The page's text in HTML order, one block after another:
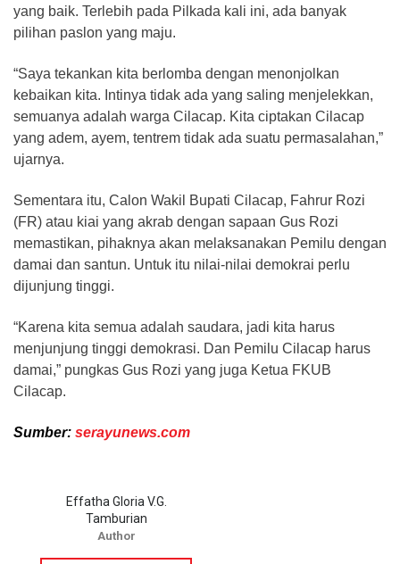
yang baik. Terlebih pada Pilkada kali ini, ada banyak
pilihan paslon yang maju.
“Saya tekankan kita berlomba dengan menonjolkan
kebaikan kita. Intinya tidak ada yang saling menjelekkan,
semuanya adalah warga Cilacap. Kita ciptakan Cilacap
yang adem, ayem, tentrem tidak ada suatu permasalahan,”
ujarnya.
Sementara itu, Calon Wakil Bupati Cilacap, Fahrur Rozi
(FR) atau kiai yang akrab dengan sapaan Gus Rozi
memastikan, pihaknya akan melaksanakan Pemilu dengan
damai dan santun. Untuk itu nilai-nilai demokrai perlu
dijunjung tinggi.
“Karena kita semua adalah saudara, jadi kita harus
menjunjung tinggi demokrasi. Dan Pemilu Cilacap harus
damai,” pungkas Gus Rozi yang juga Ketua FKUB
Cilacap.
Sumber: serayunews.com
Effatha Gloria V.G.
Tamburian
Author